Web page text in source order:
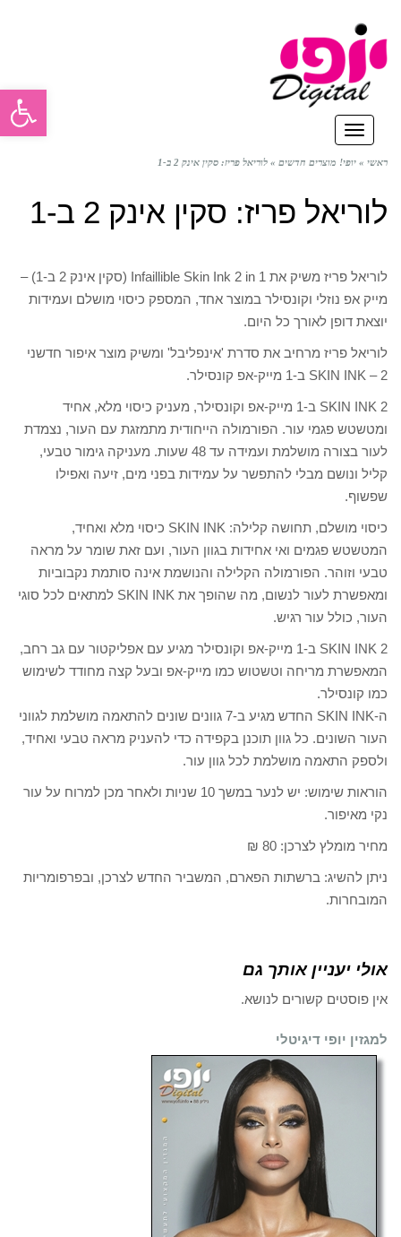
תפריט
ראשי » יופי! מוצרים חדשים » לוריאל פריז: סקין אינק 2 ב-1
לוריאל פריז: סקין אינק 2 ב-1
לוריאל פריז משיק את Infaillible Skin Ink 2 in 1 (סקין אינק 2 ב-1) –
מייק אפ נוזלי וקונסילר במוצר אחד, המספק כיסוי מושלם ועמידות
יוצאת דופן לאורך כל היום.
לוריאל פריז מרחיב את סדרת 'אינפליבל' ומשיק מוצר איפור חדשני
SKIN INK – 2 ב-1 מייק-אפ קונסילר.
SKIN INK 2 ב-1 מייק-אפ וקונסילר, מעניק כיסוי מלא, אחיד
ומטשטש פגמי עור. הפורמולה הייחודית מתמזגת עם העור, נצמדת
לעור בצורה מושלמת ועמידה עד 48 שעות. מעניקה גימור טבעי,
קליל ונושם מבלי להתפשר על עמידות בפני מים, זיעה ואפילו
שפשוף.
כיסוי מושלם, תחושה קלילה: SKIN INK כיסוי מלא ואחיד,
המטשטש פגמים ואי אחידות בגוון העור, ועם זאת שומר על מראה
טבעי וזוהר. הפורמולה הקלילה והנושמת אינה סותמת נקבוביות
ומאפשרת לעור לנשום, מה שהופך את SKIN INK למתאים לכל סוגי
העור, כולל עור רגיש.
SKIN INK 2 ב-1 מייק-אפ וקונסילר מגיע עם אפליקטור עם גב רחב,
המאפשרת מריחה וטשטוש כמו מייק-אפ ובעל קצה מחודד לשימוש
כמו קונסילר.
ה-SKIN INK החדש מגיע ב-7 גוונים שונים להתאמה מושלמת לגווני
העור השונים. כל גוון תוכנן בקפידה כדי להעניק מראה טבעי ואחיד,
ולספק התאמה מושלמת לכל גוון עור.
הוראות שימוש: יש לנער במשך 10 שניות ולאחר מכן למרוח על עור
נקי מאיפור.
מחיר מומלץ לצרכן: 80 ₪
ניתן להשיג: ברשתות הפארם, המשביר החדש לצרכן, ובפרפומריות
המובחרות.
אולי יעניין אותך גם
אין פוסטים קשורים לנושא.
למגזין יופי דיגיטלי
פתח